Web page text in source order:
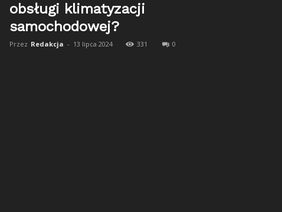
obsługi klimatyzacji
samochodowej?
Przez Redakcja - 13 lipca 2024 331 0